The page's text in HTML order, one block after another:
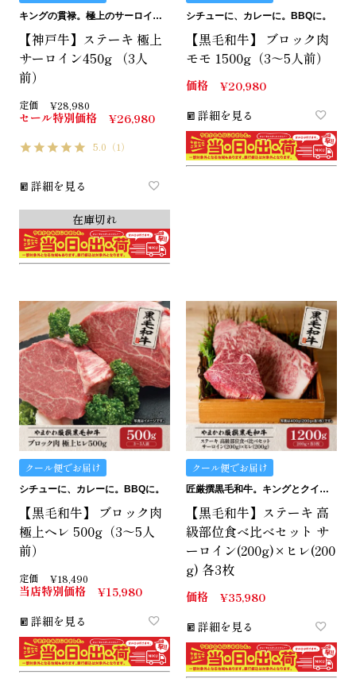
キングの貫禄。極上のサーロイン。
【神戸牛】ステーキ 極上
サーロイン450g （3人
前）
定価 ¥28,980
セール特別価格 ¥26,980
5.0 （1）
詳細を見る
在庫切れ
シチューに、カレーに。BBQに。
【黒毛和牛】 ブロック肉
モモ 1500g（3～5人前）
価格 ¥20,980
詳細を見る
クール便でお届け
シチューに、カレーに。BBQに。
【黒毛和牛】 ブロック肉
極上ヘレ 500g（3～5人
前）
定価 ¥18,490
当店特別価格 ¥15,980
詳細を見る
クール便でお届け
匠厳撰黒毛和牛。キングとクイーンの詰め合わせ。
【黒毛和牛】ステーキ 高
級部位食べ比べセット サ
ーロイン(200g)×ヒレ(200
g) 各3枚
価格 ¥35,980
詳細を見る